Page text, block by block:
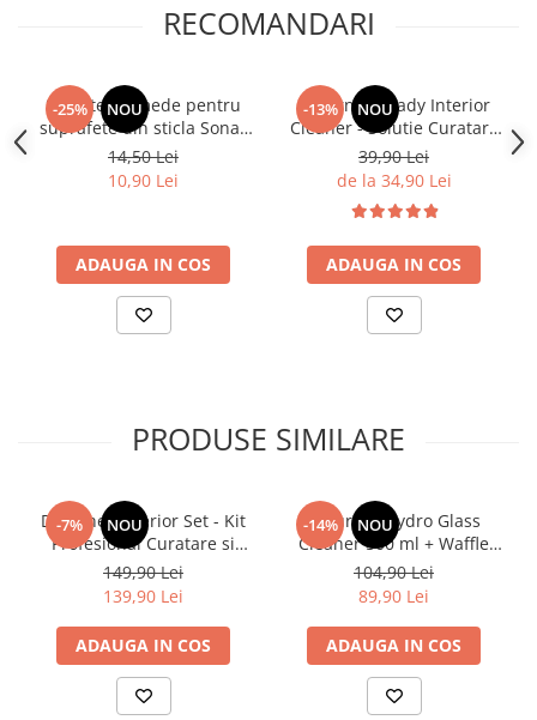
RECOMANDARI
-25% NOU
Servetele umede pentru
suprafete din sticla Sonax
,10buc
14,50 Lei
10,90 Lei
ADAUGA IN COS
-13% NOU
Deturner Ready Interior
Cleaner - Solutie Curatare
Interior cu pH Neutru si
Efect Antibacterian 250ml
39,90 Lei
de la 34,90 Lei
ADAUGA IN COS
PRODUSE SIMILARE
-7% NOU
Deturner Interior Set - Kit
Profesional Curatare si
Protectie Interior Auto cu
Accesorii Incluse, Finisaj
Satinat - ideal Cadou
149,90 Lei
139,90 Lei
ADAUGA IN COS
-14% NOU
Deturner Hydro Glass
Cleaner 500 ml + Waffle
Glass Microfiber - Set
Curatare Geamuri Auto
104,90 Lei
89,90 Lei
ADAUGA IN COS